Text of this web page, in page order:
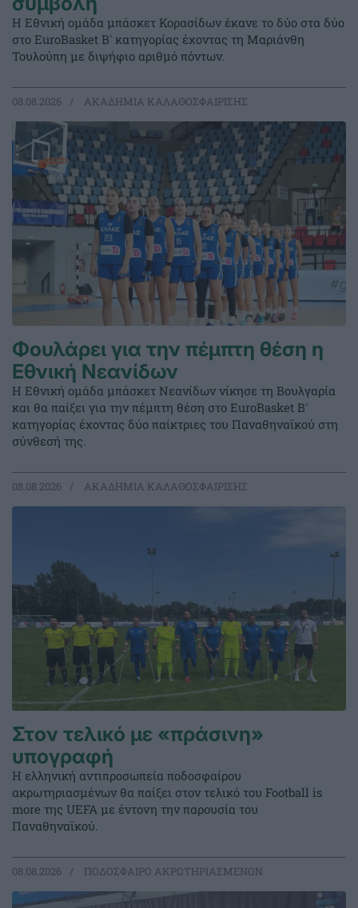
Η Εθνική ομάδα μπάσκετ Κορασίδων έκανε το δύο στα δύο
στο EuroBasket Β' κατηγορίας έχοντας τη Μαριάνθη
Τουλούπη με διψήφιο αριθμό πόντων.
08.08.2026 ΑΚΑΔΗΜΙΑ ΚΑΛΑΘΟΣΦΑΙΡΙΣΗΣ
Φουλάρει για την πέμπτη θέση η
Εθνική Νεανίδων
Η Εθνική ομάδα μπάσκετ Νεανίδων νίκησε τη Βουλγαρία
και θα παίξει για την πέμπτη θέση στο EuroBasket Β'
κατηγορίας έχοντας δύο παίκτριες του Παναθηναϊκού στη
σύνθεσή της.
08.08.2026 ΑΚΑΔΗΜΙΑ ΚΑΛΑΘΟΣΦΑΙΡΙΣΗΣ
Στον τελικό με «πράσινη»
υπογραφή
Η ελληνική αντιπροσωπεία ποδοσφαίρου
ακρωτηριασμένων θα παίξει στον τελικό του Football is
more της UEFA με έντονη την παρουσία του
Παναθηναϊκού.
08.08.2026 ΠΟΔΟΣΦΑΙΡΟ ΑΚΡΩΤΗΡΙΑΣΜΕΝΩΝ